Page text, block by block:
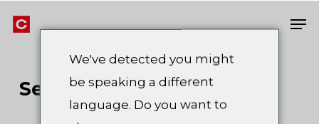
contentSelülozik Boyalar
We've detected you might
be speaking a different
language. Do you want to